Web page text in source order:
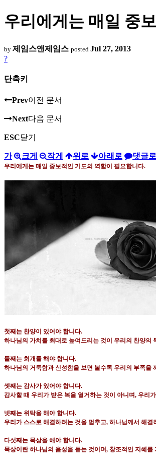
우리에게는 매일 중
by 제임스앤제임스 posted Jul 27, 2013
?
단축키
Prev이전 문서
Next다음 문서
ESC닫기
가 크게 작게 위로 아래로 댓글
우리에게는 매일 중보적인 기도의 역할이 필요합니다.
첫째는 찬양이 있어야 합니다.
하나님의 가치를 최대로 높여드리는 것이 우리의 찬양의
둘째는 회개를 해야 합니다.
하나님의 거룩함과 신성함을 보면 볼수록 우리의 부족을
셋째는 감사가 있어야 합니다.
감사할 때 우리가 받은 복을 열거하는 것이 아니며, 우리
넷째는 위탁을 해야 합니다.
우리가 스스로 해결하려는 것을 멈추고, 하나님께서 해결
다섯째는 묵상을 해야 합니다.
묵상이란 하나님의 음성을 듣는 것이며, 창조적인 지혜를